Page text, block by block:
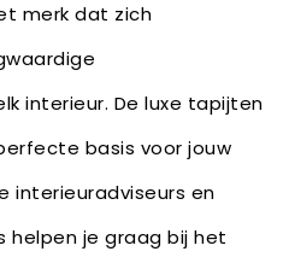
merk dat zich
interieur. De luxe tapijten
basis voor jouw
interieuradviseurs en
helpen je graag bij het